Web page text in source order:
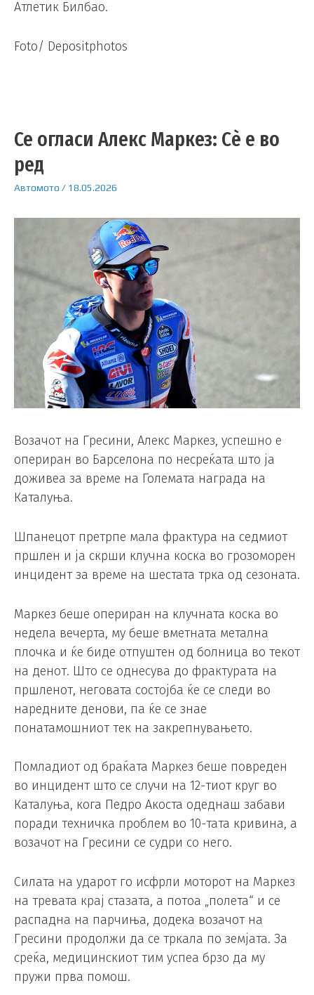
Атлетик Билбао.
Foto/ Depositphotos
Се огласи Алекс Маркез: Сè е во
ред
Автомото / 18.05.2026
Возачот на Гресини, Алекс Маркез, успешно е
опериран во Барселона по несреќата што ја
доживеа за време на Големата награда на
Каталуња.
Шпанецот претрпе мала фрактура на седмиот
пршлен и ја скрши клучна коска во грозоморен
инцидент за време на шестата трка од сезоната.
Маркез беше опериран на клучната коска во
недела вечерта, му беше вметната метална
плочка и ќе биде отпуштен од болница во текот
на денот. Што се однесува до фрактурата на
пршленот, неговата состојба ќе се следи во
наредните денови, па ќе се знае
понатамошниот тек на закрепнувањето.
Помладиот од браќата Маркез беше повреден
во инцидент што се случи на 12-тиот круг во
Каталуња, кога Педро Акоста одеднаш забави
поради техничка проблем во 10-тата кривина, а
возачот на Гресини се судри со него.
Силата на ударот го исфрли моторот на Маркез
на тревата крај стазата, а потоа „полета“ и се
распадна на парчиња, додека возачот на
Гресини продолжи да се тркала по земјата. За
среќа, медицинскиот тим успеа брзо да му
пружи прва помош.